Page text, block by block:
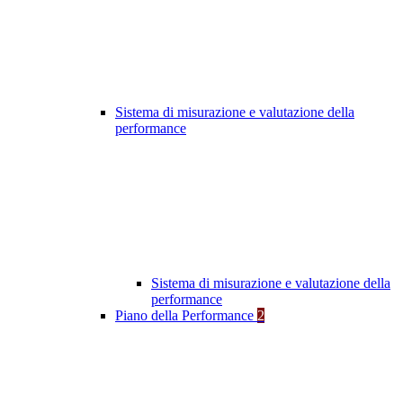
Sistema di misurazione e valutazione della
performance
Sistema di misurazione e valutazione della
performance
Piano della Performance 2